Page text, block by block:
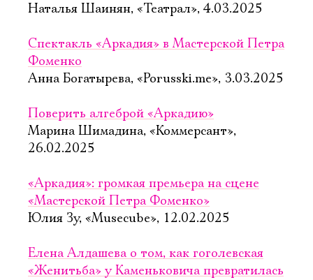
Наталья Шаинян, «Театрал», 4.03.2025
Спектакль «Аркадия» в Мастерской Петра
Фоменко
Анна Богатырева, «Porusski.me», 3.03.2025
Поверить алгеброй «Аркадию»
Марина Шимадина, «Коммерсант»,
26.02.2025
«Аркадия»: громкая премьера на сцене
«Мастерской Петра Фоменко»
Юлия Зу, «Musecube», 12.02.2025
Елена Алдашева о том, как гоголевская
«Женитьба» у Каменьковича превратилась